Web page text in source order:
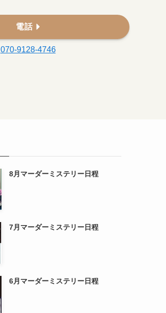
電話
070-9128-4746
8月マーダーミステリー日程
7月マーダーミステリー日程
6月マーダーミステリー日程